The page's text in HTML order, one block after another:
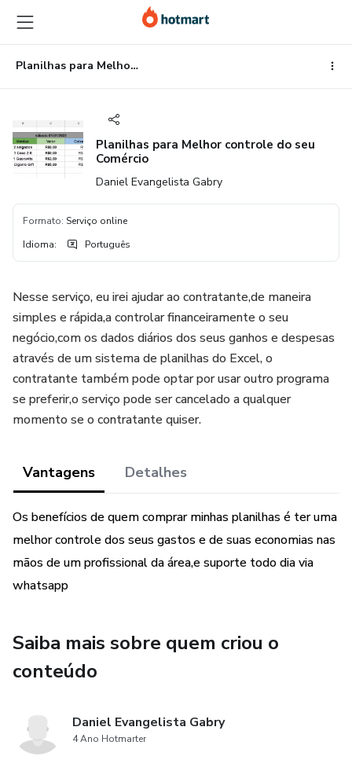
para
o
conteúdo
principal
para
o
pagamento
para
o
rodapé
Planilhas para Melhor controle do seu Comércio
Planilhas para Melhor controle do seu
Comércio
Daniel Evangelista Gabry
Formato: Serviço online
Idioma: Português
Nesse serviço, eu irei ajudar ao contratante,de maneira
simples e rápida,a controlar financeiramente o seu
negócio,com os dados diários dos seus ganhos e despesas
através de um sistema de planilhas do Excel, o
contratante também pode optar por usar outro programa
se preferir,o serviço pode ser cancelado a qualquer
momento se o contratante quiser.
Vantagens Detalhes
Os benefícios de quem comprar minhas planilhas é ter uma
melhor controle dos seus gastos e de suas economias nas
mãos de um profissional da área,e suporte todo dia via
whatsapp
Saiba mais sobre quem criou o
conteúdo
Daniel Evangelista Gabry
4 Ano Hotmarter